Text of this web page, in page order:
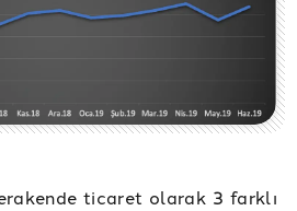
ticaret olarak 3 farklı